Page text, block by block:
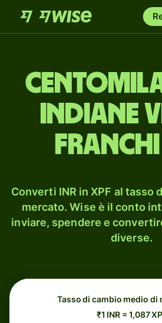
indiane
franchi
Converti INR in XPF al tasso
mercato. Wise è il conto
inviare, spendere e
diverse.
Tasso di cambio medio di
₹1 INR = 1,087